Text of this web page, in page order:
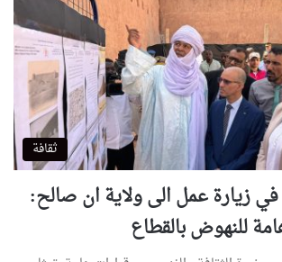
ثقافة
زيارة عمل الى ولاية ان صالح:
للنهوض بالقطاع